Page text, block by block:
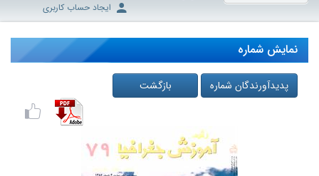
ایجاد حساب کاربری
نمایش شماره
پدیدآورندگان شماره بازگشت